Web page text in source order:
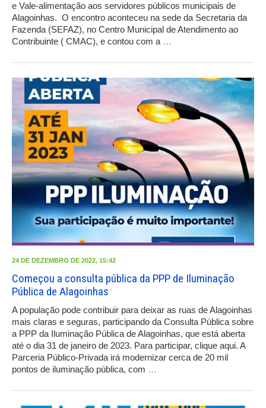
e Vale-alimentação aos servidores públicos municipais de
Alagoinhas. O encontro aconteceu na sede da Secretaria da
Fazenda (SEFAZ), no Centro Municipal de Atendimento ao
Contribuinte ( CMAC), e contou com a …
24 DE DEZEMBRO DE 2022, 15:42
Começou a consulta pública da PPP de Iluminação
Pública de Alagoinhas
A população pode contribuir para deixar as ruas de Alagoinhas
mais claras e seguras, participando da Consulta Pública sobre
a PPP da Iluminação Pública de Alagoinhas, que está aberta
até o dia 31 de janeiro de 2023. Para participar, clique aqui. A
Parceria Público-Privada irá modernizar cerca de 20 mil
pontos de iluminação pública, com …